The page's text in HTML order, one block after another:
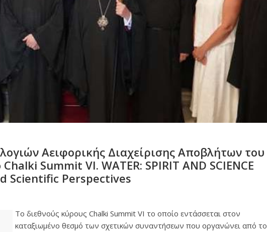
Αειφορικής Διαχείρισης Αποβλήτων του
Summit VI. WATER: SPIRIT AND SCIENCE
Scientific Perspectives
Το διεθνούς κύρους Chalki Summit VI το οποίο εντάσσεται στον
καταξιωμένο θεσμό των σχετικών συναντήσεων που οργανώνει από το